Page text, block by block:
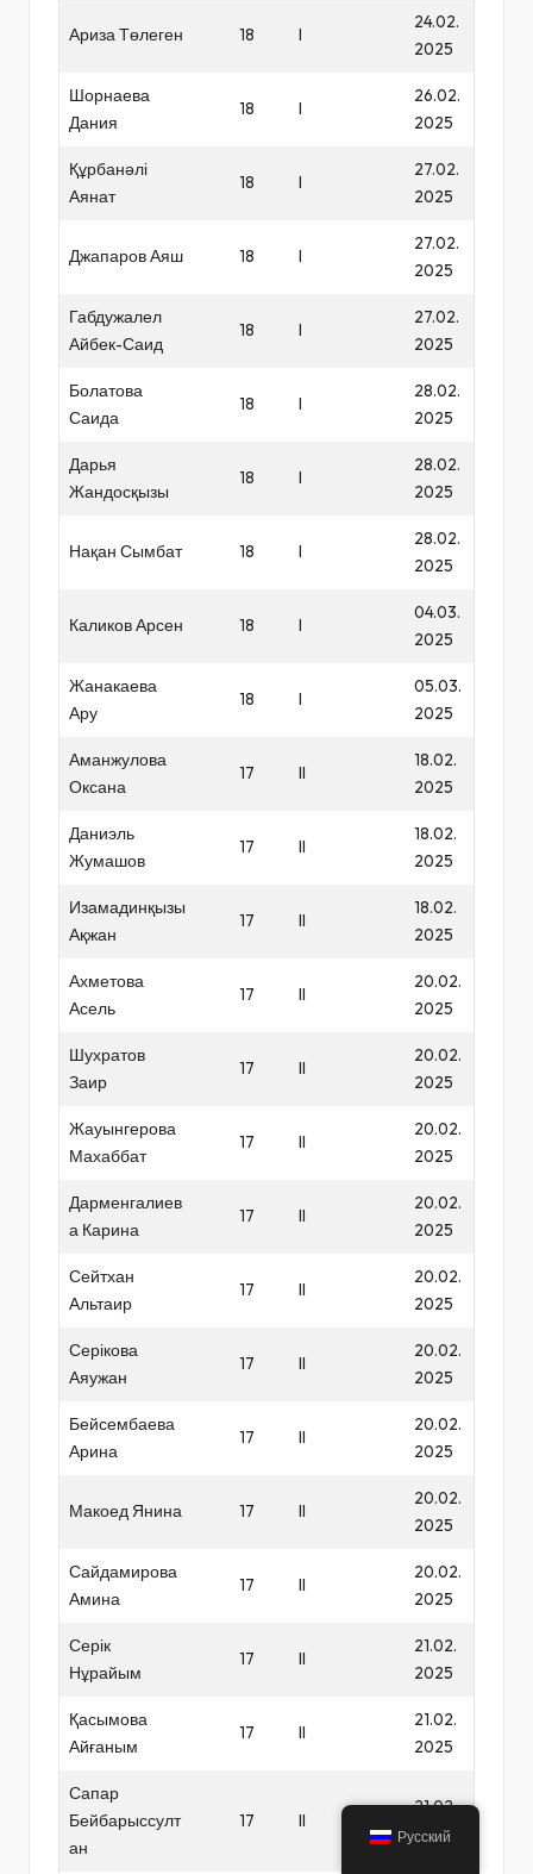
Ариза Төлеген 18 I
24.02.
2025
Шорнаева
Дания
18 I
26.02.
2025
Құрбанәлі
Аянат
18 I
27.02.
2025
Джапаров Аяш 18 I
27.02.
2025
Габдужалел
Айбек-Саид
18 I
27.02.
2025
Болатова
Саида
18 I
28.02.
2025
Дарья
Жандосқызы
18 I
28.02.
2025
Нақан Сымбат 18 I
28.02.
2025
Каликов Арсен 18 I
04.03.
2025
Жанакаева
Ару
18 I
05.03.
2025
Аманжулова
Оксана
17 II
18.02.
2025
Даниэль
Жумашов
17 II
18.02.
2025
Изамадинқызы
Ақжан
17 II
18.02.
2025
Ахметова
Асель
17 II
20.02.
2025
Шухратов
Заир
17 II
20.02.
2025
Жауынгерова
Махаббат
17 II
20.02.
2025
Дарменгалиев
а Карина
17 II
20.02.
2025
Сейтхан
Альтаир
17 II
20.02.
2025
Серікова
Аяужан
17 II
20.02.
2025
Бейсембаева
Арина
17 II
20.02.
2025
Макоед Янина 17 II
20.02.
2025
Сайдамирова
Амина
17 II
20.02.
2025
Серік
Нұрайым
17 II
21.02.
2025
Қасымова
Айғаным
17 II
21.02.
2025
Сапар
Бейбарыссулт
ан
17 II
21.02.
2025
Русский